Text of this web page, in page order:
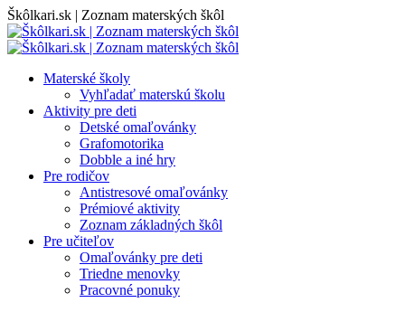
Skip
to
content
Škôlkari.sk | Zoznam materských škôl
Materské školy
Vyhľadať materskú školu
Aktivity pre deti
Detské omaľovánky
Grafomotorika
Dobble a iné hry
Pre rodičov
Antistresové omaľovánky
Prémiové aktivity
Zoznam základných škôl
Pre učiteľov
Omaľovánky pre deti
Triedne menovky
Pracovné ponuky